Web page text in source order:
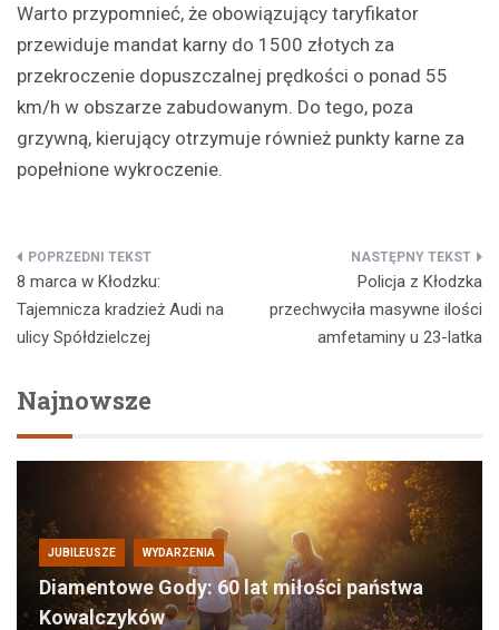
Warto przypomnieć, że obowiązujący taryfikator
przewiduje mandat karny do 1500 złotych za
przekroczenie dopuszczalnej prędkości o ponad 55
km/h w obszarze zabudowanym. Do tego, poza
grzywną, kierujący otrzymuje również punkty karne za
popełnione wykroczenie.
Nawigacja
wpisu
8 marca w Kłodzku:
Tajemnicza kradzież Audi na
ulicy Spółdzielczej
Policja z Kłodzka
przechwyciła masywne ilości
amfetaminy u 23-latka
Najnowsze
JUBILEUSZE WYDARZENIA
Diamentowe Gody: 60 lat miłości państwa
Kowalczyków